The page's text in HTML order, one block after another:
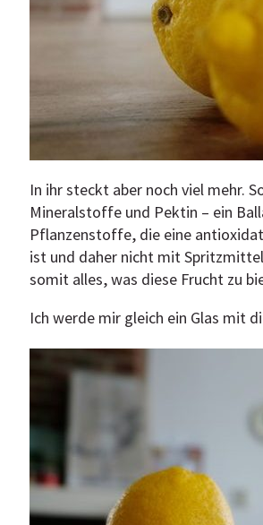
In ihr steckt aber noch viel mehr.
Mineralstoffe und Pektin – ein
Pflanzenstoffe, die eine
ist und daher nicht mit
somit alles, was diese Frucht zu
Ich werde mir gleich ein Glas mit